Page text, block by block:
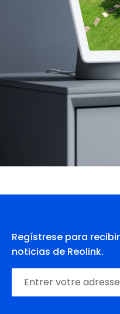
Regístrese para
noticias de Reolink.